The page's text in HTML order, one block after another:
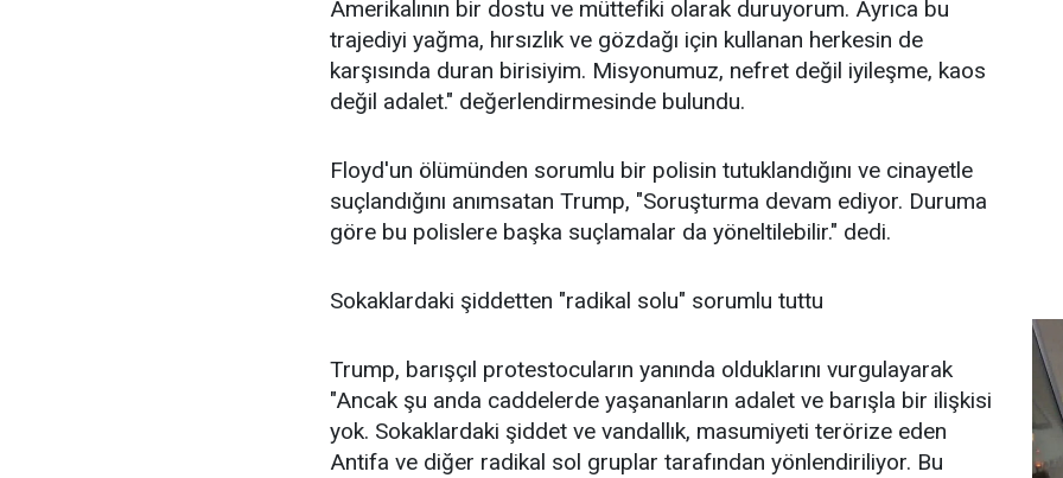
Amerikalının bir dostu ve müttefiki olarak duruyorum. Ayrıca bu
trajediyi yağma, hırsızlık ve gözdağı için kullanan herkesin de
karşısında duran birisiyim. Misyonumuz, nefret değil iyileşme, kaos
değil adalet." değerlendirmesinde bulundu.
Floyd'un ölümünden sorumlu bir polisin tutuklandığını ve cinayetle
suçlandığını anımsatan Trump, "Soruşturma devam ediyor. Duruma
göre bu polislere başka suçlamalar da yöneltilebilir." dedi.
Sokaklardaki şiddetten "radikal solu" sorumlu tuttu
Trump, barışçıl protestocuların yanında olduklarını vurgulayarak
"Ancak şu anda caddelerde yaşananların adalet ve barışla bir ilişkisi
yok. Sokaklardaki şiddet ve vandallık, masumiyeti terörize eden
Antifa ve diğer radikal sol gruplar tarafından yönlendiriliyor. Bu